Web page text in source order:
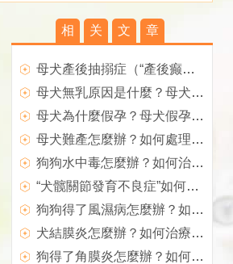
相 关 文 章
母犬產後抽搦症（“產後癫痫”）如何治療？
母犬無乳原因是什麼？母犬產後無奶如何治療？
母犬為什麼假孕？母犬假孕如何預防？
母犬難產怎麼辦？如何處理難產的狗狗？
狗狗水中毒怎麼辦？如何治療？
“犬髋關節發育不良症”如何治療？
狗狗得了風濕病怎麼辦？如何治療犬風濕病？
犬結膜炎怎麼辦？如何治療犬結膜炎？
狗得了角膜炎怎麼辦？如何治療犬角膜炎